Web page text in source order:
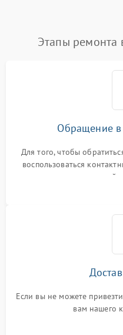
Этапы ремонта
Обращение в
Для того, чтобы
воспользоваться
или оставить свой
Если вы не можете
вам нашего